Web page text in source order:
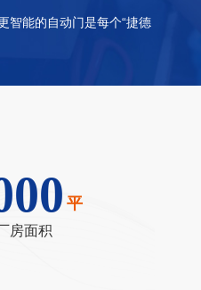
智能的自动门是每个“捷德
平
房面积